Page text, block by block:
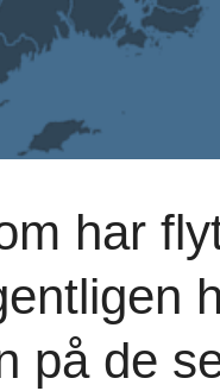
har
på de